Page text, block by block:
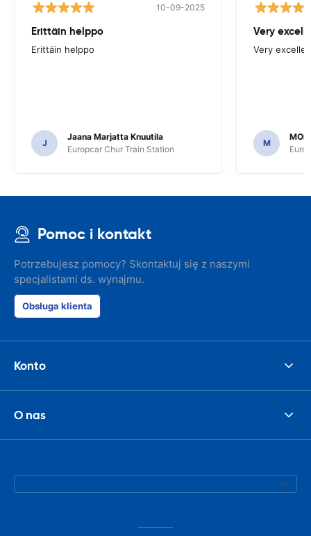
10-09-2025
Erittäin helppo
Erittäin helppo
J
Jaana Marjatta Knuutila
Europcar Chur Train Station
Very
Very
M
Pomoc i kontakt
Potrzebujesz pomocy? Skontaktuj się z naszymi
specjalistami ds. wynajmu.
Obsługa klienta
Konto
O nas